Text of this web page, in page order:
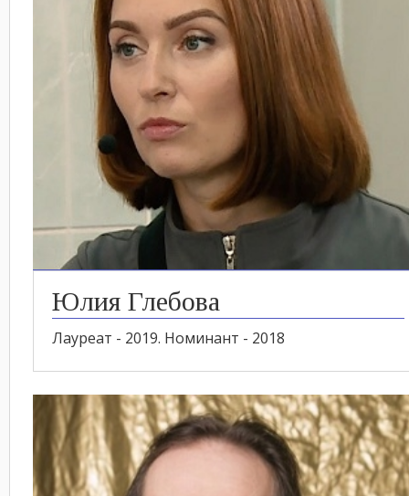
Юлия Глебова
Лауреат - 2019. Номинант - 2018